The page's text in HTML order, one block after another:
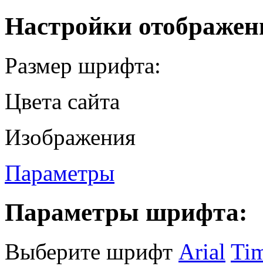
Настройки
Размер шрифта:
Цвета сайта
Изображения
Параметры
Параметры шрифта:
Выберите шрифт Arial